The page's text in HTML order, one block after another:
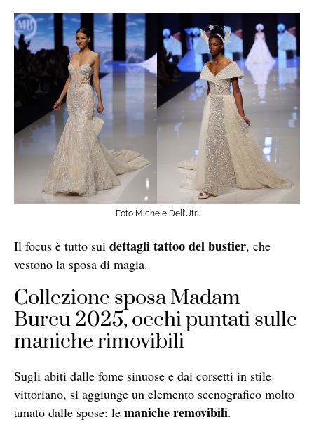
Foto Michele Dell’Utri
Il focus è tutto sui dettagli tattoo del bustier, che
vestono la sposa di magia.
Collezione sposa Madam
Burcu 2025, occhi puntati sulle
maniche rimovibili
Sugli abiti dalle fome sinuose e dai corsetti in stile
vittoriano, si aggiunge un elemento scenografico molto
amato dalle spose: le maniche removibili.